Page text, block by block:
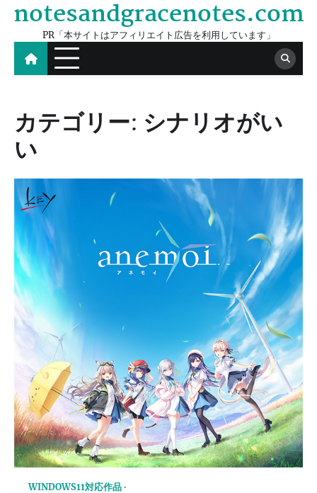
Skip
content
notesandgracenotes.com
PR「本サイトはアフィリエイト広告を利用しています」
カテゴリー: シナリオがい
い
WINDOWS11対応作品